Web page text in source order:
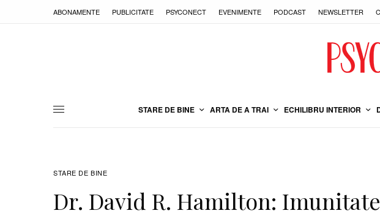
ABONAMENTE PUBLICITATE PSYCONECT EVENIMENTE PODCAST NEWSLETTER
STARE DE BINE ARTA DE A TRAI ECHILIBRU INTERIOR
STARE DE BINE
Dr. David R. Hamilton: